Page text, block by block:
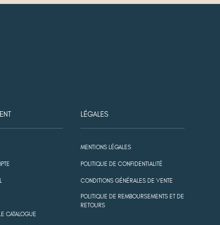
CATALOGUE
LÉGALES
MENTIONS LÉGALES
POLITIQUE DE CONFIDENTIALITÉ
CONDITIONS GÉNÉRALES DE VENTE
POLITIQUE DE REMBOURSEMENTS ET DE
RETOURS